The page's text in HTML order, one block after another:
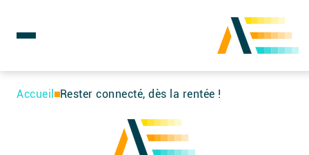
Skip
Rechercher :
Accueil Rester connecté, dès la rentée !